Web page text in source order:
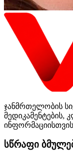
ჯანმრთელობის
მედიკამენტების,
სწრაფი